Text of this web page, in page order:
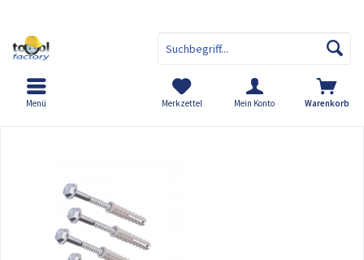
Warenkorb
Merkzettel Mein Konto
Menü